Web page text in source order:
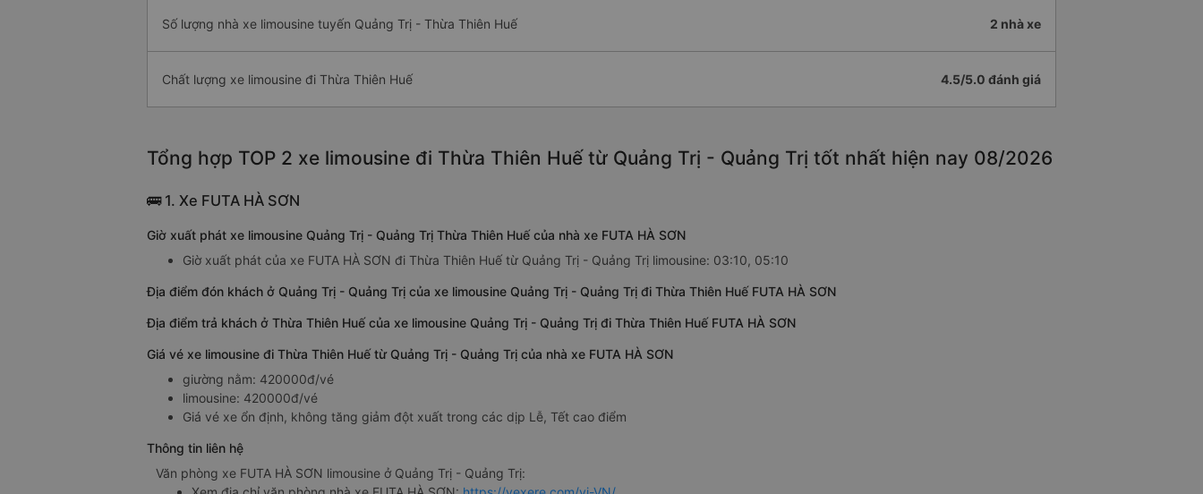
Số lượng nhà xe limousine tuyến Quảng Trị - Thừa Thiên Huế 2 nhà xe
Chất lượng xe limousine đi Thừa Thiên Huế 4.5/5.0 đánh giá
Tổng hợp TOP 2 xe limousine đi Thừa Thiên Huế từ Quảng Trị - Quảng Trị tốt nhất hiện nay 08/2026
🚌 1. Xe FUTA HÀ SƠN
Giờ xuất phát xe limousine Quảng Trị - Quảng Trị Thừa Thiên Huế của nhà xe FUTA HÀ SƠN
Giờ xuất phát của xe FUTA HÀ SƠN đi Thừa Thiên Huế từ Quảng Trị - Quảng Trị limousine: 03:10, 05:10
Địa điểm đón khách ở Quảng Trị - Quảng Trị của xe limousine Quảng Trị - Quảng Trị đi Thừa Thiên Huế FUTA HÀ SƠN
Địa điểm trả khách ở Thừa Thiên Huế của xe limousine Quảng Trị - Quảng Trị đi Thừa Thiên Huế FUTA HÀ SƠN
Giá vé xe limousine đi Thừa Thiên Huế từ Quảng Trị - Quảng Trị của nhà xe FUTA HÀ SƠN
giường nằm: 420000đ/vé
limousine: 420000đ/vé
Giá vé xe ổn định, không tăng giảm đột xuất trong các dịp Lễ, Tết cao điểm
Thông tin liên hệ
Văn phòng xe FUTA HÀ SƠN limousine ở Quảng Trị - Quảng Trị: